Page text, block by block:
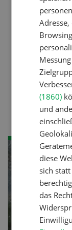
(1860)
und
diese
sich
das